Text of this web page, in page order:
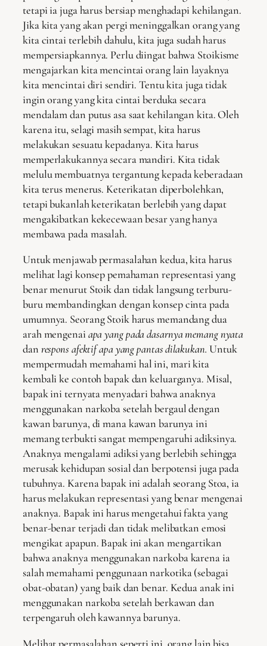
tetapi ia juga harus bersiap menghadapi kehilangan.
Jika kita yang akan pergi meninggalkan orang yang
kita cintai terlebih dahulu, kita juga sudah harus
mempersiapkannya. Perlu diingat bahwa Stoikisme
mengajarkan kita mencintai orang lain layaknya
kita mencintai diri sendiri. Tentu kita juga tidak
ingin orang yang kita cintai berduka secara
mendalam dan putus asa saat kehilangan kita. Oleh
karena itu, selagi masih sempat, kita harus
melakukan sesuatu kepadanya. Kita harus
memperlakukannya secara mandiri. Kita tidak
melulu membuatnya tergantung kepada keberadaan
kita terus menerus. Keterikatan diperbolehkan,
tetapi bukanlah keterikatan berlebih yang dapat
mengakibatkan kekecewaan besar yang hanya
membawa pada masalah.
Untuk menjawab permasalahan kedua, kita harus
melihat lagi konsep pemahaman representasi yang
benar menurut Stoik dan tidak langsung terburu-
buru membandingkan dengan konsep cinta pada
umumnya. Seorang Stoik harus memandang dua
arah mengenai apa yang pada dasarnya memang nyata
dan respons afektif apa yang pantas dilakukan. Untuk
mempermudah memahami hal ini, mari kita
kembali ke contoh bapak dan keluarganya. Misal,
bapak ini ternyata menyadari bahwa anaknya
menggunakan narkoba setelah bergaul dengan
kawan barunya, di mana kawan barunya ini
memang terbukti sangat mempengaruhi adiksinya.
Anaknya mengalami adiksi yang berlebih sehingga
merusak kehidupan sosial dan berpotensi juga pada
tubuhnya. Karena bapak ini adalah seorang Stoa, ia
harus melakukan representasi yang benar mengenai
anaknya. Bapak ini harus mengetahui fakta yang
benar-benar terjadi dan tidak melibatkan emosi
mengikat apapun. Bapak ini akan mengartikan
bahwa anaknya menggunakan narkoba karena ia
salah memahami penggunaan narkotika (sebagai
obat-obatan) yang baik dan benar. Kedua anak ini
menggunakan narkoba setelah berkawan dan
terpengaruh oleh kawannya barunya.